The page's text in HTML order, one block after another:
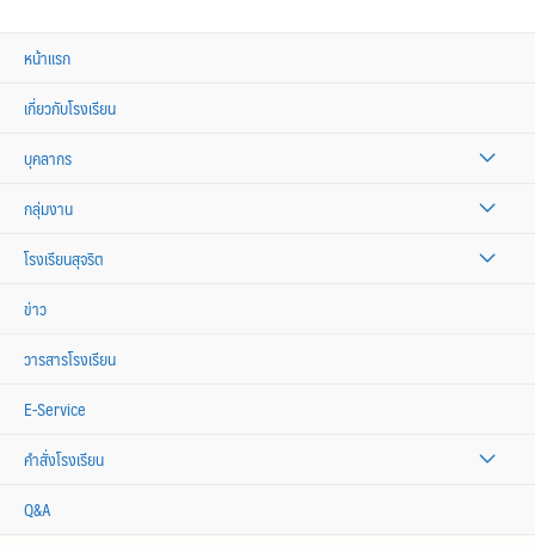
หน้าแรก
เกี่ยวกับโรงเรียน
บุคลากร
กลุ่มงาน
โรงเรียนสุจริต
ข่าว
วารสารโรงเรียน
E-Service
คำสั่งโรงเรียน
Q&A